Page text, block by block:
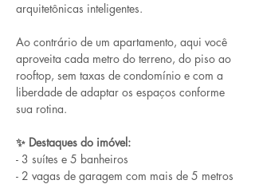
arquitetônicas inteligentes.
Ao contrário de um apartamento, aqui você
aproveita cada metro do terreno, do piso ao
rooftop, sem taxas de condomínio e com a
liberdade de adaptar os espaços conforme
sua rotina.
✨ Destaques do imóvel:
- 3 suítes e 5 banheiros
- 2 vagas de garagem com mais de 5 metros